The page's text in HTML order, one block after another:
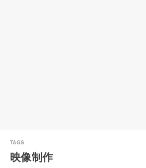
映像制作